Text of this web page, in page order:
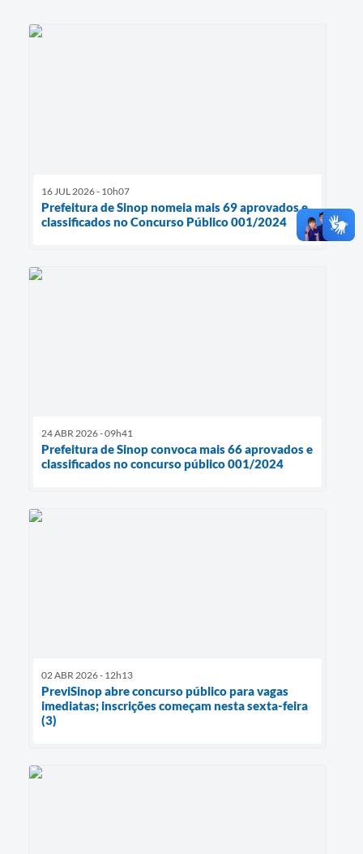
16 JUL 2026 - 10h07
Prefeitura de Sinop nomeia mais 69 aprovados e
classificados no Concurso Público 001/2024
24 ABR 2026 - 09h41
Prefeitura de Sinop convoca mais 66 aprovados e
classificados no concurso público 001/2024
02 ABR 2026 - 12h13
PreviSinop abre concurso público para vagas
imediatas; inscrições começam nesta sexta-feira
(3)